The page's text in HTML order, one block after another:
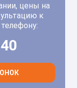
цены на
к